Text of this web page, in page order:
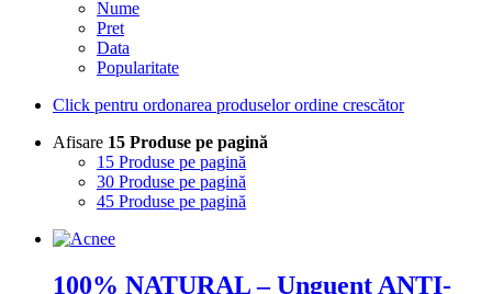
Nume
Pret
Data
Popularitate
Click pentru ordonarea produselor ordine crescător
Afisare 15 Produse pe pagină
15 Produse pe pagină
30 Produse pe pagină
45 Produse pe pagină
100% NATURAL – Unguent ANTI-